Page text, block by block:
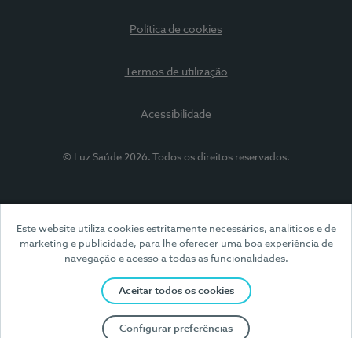
Este website utiliza cookies estritamente necessários, analíticos e de
marketing e publicidade, para lhe oferecer uma boa experiência de
navegação e acesso a todas as funcionalidades.
Aceitar todos os cookies
Configurar preferências
Política de cookies
Termos de utilização
Acessibilidade
© Luz Saúde 2026. Todos os direitos reservados.